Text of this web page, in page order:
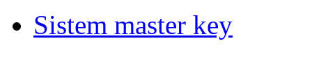
Sistem master key